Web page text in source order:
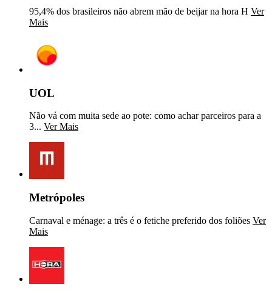
95,4% dos brasileiros não abrem mão de beijar na hora H Ver
Mais
UOL
Não vá com muita sede ao pote: como achar parceiros para a
3... Ver Mais
Metrópoles
Carnaval e ménage: a três é o fetiche preferido dos foliões Ver
Mais